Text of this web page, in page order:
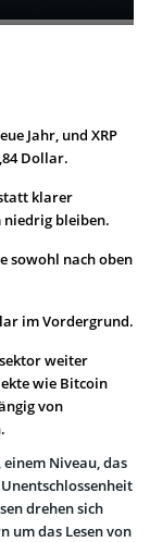
Jahr, und XRP
Dollar.
klarer
niedrig bleiben.
sowohl nach oben
im Vordergrund.
weiter
wie Bitcoin
von
Niveau, das
drehen sich
um das Lesen von